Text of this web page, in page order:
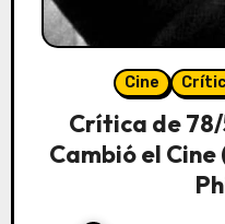
Cine
Crítica de 78/
Cambió el